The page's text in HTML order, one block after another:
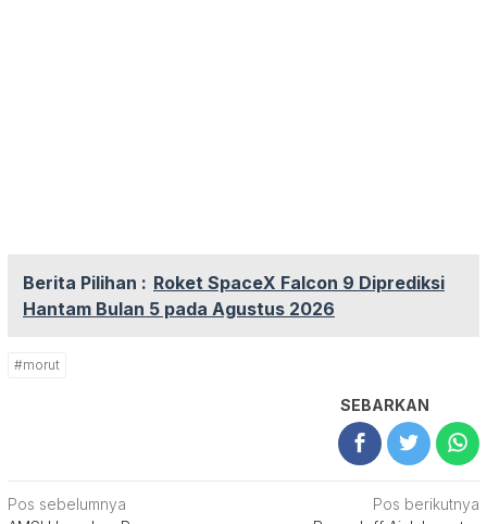
Berita Pilihan : Roket SpaceX Falcon 9 Diprediksi
Hantam Bulan 5 pada Agustus 2026
#morut
SEBARKAN
Navigasi
Pos sebelumnya
Pos berikutnya